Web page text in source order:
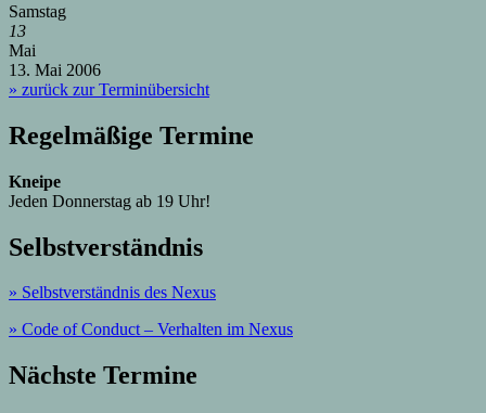
Samstag
13
Mai
13. Mai 2006
» zurück zur Terminübersicht
Regelmäßige Termine
Kneipe
Jeden Donnerstag ab 19 Uhr!
Selbstverständnis
» Selbstverständnis des Nexus
» Code of Conduct – Verhalten im Nexus
Nächste Termine